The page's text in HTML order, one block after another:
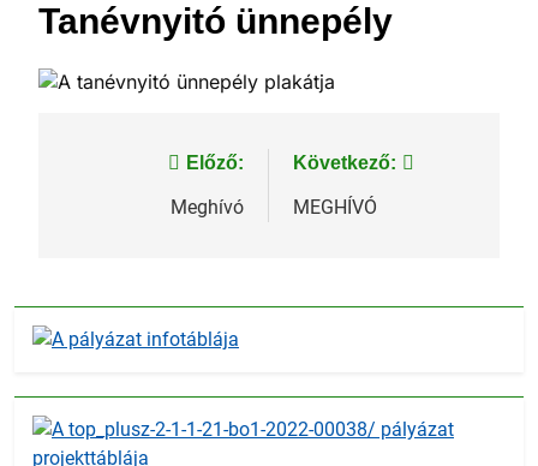
Tanévnyitó ünnepély
Bejegyzés
navigáció
Előző:
Meghívó
Következő:
MEGHÍVÓ